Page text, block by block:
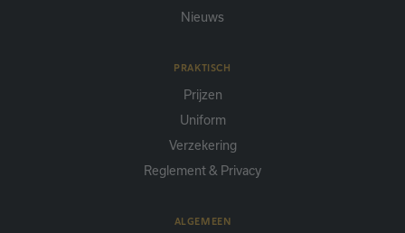
Nieuws
PRAKTISCH
Prijzen
Uniform
Verzekering
Reglement & Privacy
ALGEMEEN